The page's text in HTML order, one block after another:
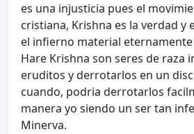
es una injusticia pues el
cristiana, Krishna es la verdad
el infierno material
Hare Krishna son seres de raza
eruditos y derrotarlos en un
cuando, podria derrotarlos
manera yo siendo un ser tan
Minerva.